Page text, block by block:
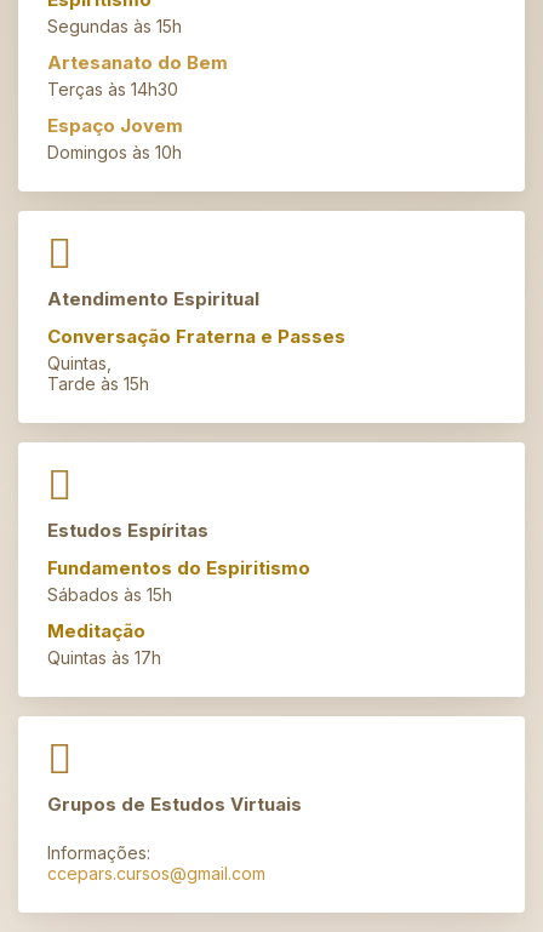
Segundas às 15h
Artesanato do Bem
Terças às 14h30
Espaço Jovem
Domingos às 10h
Atendimento Espiritual
Conversação Fraterna e Passes
Quintas,
Tarde às 15h
Estudos Espíritas
Fundamentos do Espiritismo
Sábados às 15h
Meditação
Quintas às 17h
Grupos de Estudos Virtuais
Informações:
ccepars.cursos@gmail.com